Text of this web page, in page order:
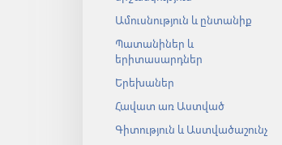
Ամուսնություն և ընտանիք
Պատանիներ և
երիտասարդներ
Երեխաներ
Հավատ առ Աստված
Գիտություն և Աստվածաշունչ